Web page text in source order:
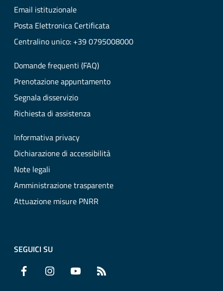
Email istituzionale
Posta Elettronica Certificata
Centralino unico: +39 0795008000
Domande frequenti (FAQ)
Prenotazione appuntamento
Segnala disservizio
Richiesta di assistenza
Informativa privacy
Dichiarazione di accessibilità
Note legali
Amministrazione trasparente
Attuazione misure PNRR
SEGUICI SU
Facebook Instagram YouTube